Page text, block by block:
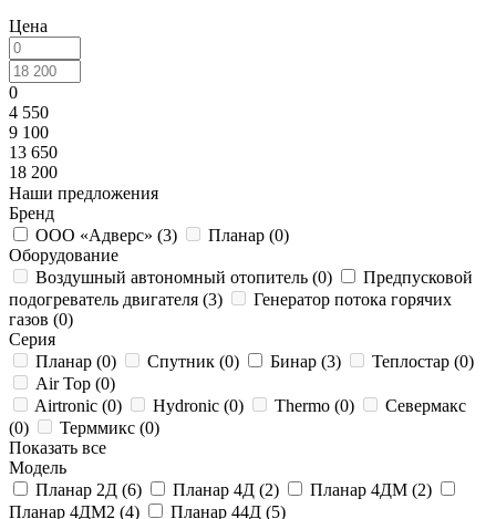
Цена
0
4 550
9 100
13 650
18 200
Наши предложения
Бренд
ООО «Адверс» (3) Планар (0)
Оборудование
Воздушный автономный отопитель (0)
Предпусковой
подогреватель двигателя (3)
Генератор потока горячих
газов (0)
Серия
Планар (0) Спутник (0) Бинар (3) Теплостар (0)
Air Top (0)
Airtronic (0) Hydronic (0) Thermo (0)
Севермакс
(0) Терммикс (0)
Показать все
Модель
Планар 2Д (6) Планар 4Д (2) Планар 4ДМ (2)
Планар 4ДМ2 (4) Планар 44Д (5)